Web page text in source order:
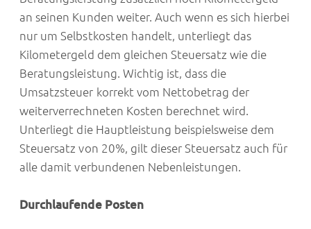
an seinen Kunden weiter. Auch wenn es sich hierbei
nur um Selbstkosten handelt, unterliegt das
Kilometergeld dem gleichen Steuersatz wie die
Beratungsleistung. Wichtig ist, dass die
Umsatzsteuer korrekt vom Nettobetrag der
weiterverrechneten Kosten berechnet wird.
Unterliegt die Hauptleistung beispielsweise dem
Steuersatz von 20%, gilt dieser Steuersatz auch für
alle damit verbundenen Nebenleistungen.
Durchlaufende Posten